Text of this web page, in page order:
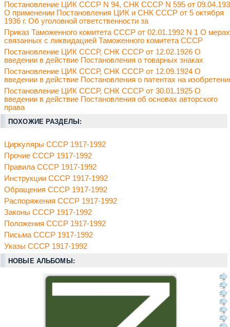
Постановление ЦИК СССР N 94, СНК СССР N 595 от
О применении Постановления ЦИК и СНК СССР от 5 октября
1936 г. Об уголовной ответственности за
Приказ Таможенного комитета СССР от 02.01.1992 N 1 О
связанных с ликвидацией Таможенного комитета СССР
Постановление ЦИК СССР, СНК СССР от 12.02.1926 О
введении в действие Постановления о товарных знаках
Постановление ЦИК СССР, СНК СССР от 12.09.1924 О
введении в действие Постановления о патентах на
Постановление ЦИК СССР, СНК СССР от 30.01.1925 О
введении в действие Постановления об основах авторского
права
ПОХОЖИЕ РАЗДЕЛЫ:
Циркуляры СССР 1917-1992
Прочие СССР 1917-1992
Правила СССР 1917-1992
Инструкции СССР 1917-1992
Обращения СССР 1917-1992
Распоряжения СССР 1917-1992
Законы СССР 1917-1992
Положения СССР 1917-1992
Письма СССР 1917-1992
Указы СССР 1917-1992
НОВЫЕ АЛЬБОМЫ: